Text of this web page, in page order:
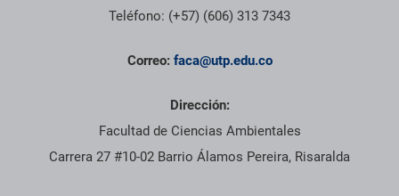
Teléfono: (+57) (606) 313 7343
Correo: faca@utp.edu.co
Dirección:
Facultad de Ciencias Ambientales
Carrera 27 #10-02 Barrio Álamos Pereira, Risaralda